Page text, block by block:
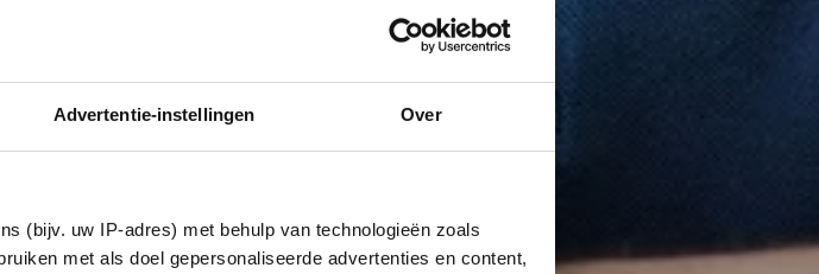
Advertentie-instellingen Over
(bijv. uw IP-adres) met behulp van technologieën zoals
met als doel gepersonaliseerde advertenties en content,